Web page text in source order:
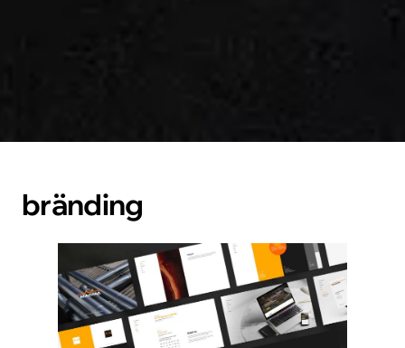
bränding